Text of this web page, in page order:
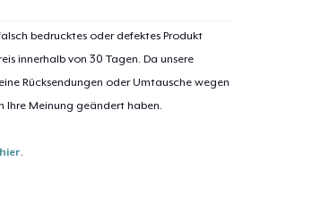
bedrucktes oder defektes Produkt
innerhalb von 30 Tagen. Da unsere
Rücksendungen oder Umtausche wegen
Ihre Meinung geändert haben.
hier.
zum Einkaufswagen